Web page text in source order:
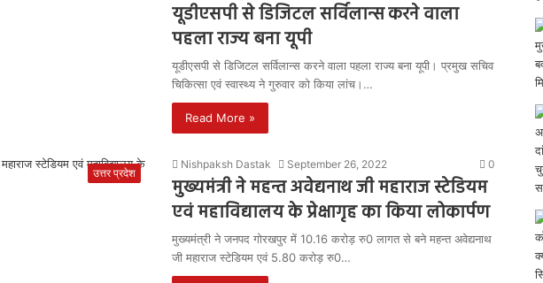
यूडीएसपी से डिजिटल सर्विलान्स करने वाला
पहला राज्य बना यूपी
यूडीएसपी से डिजिटल सर्विलान्स करने वाला पहला राज्य बना यूपी। प्रमुख सचिव
चिकित्सा एवं स्वास्थ्य ने गुरुवार को किया लांच।…
Read More »
उत्तर प्रदेश
Nishpaksh Dastak September 26, 2022 0
मुख्यमंत्री ने महन्त अवेद्यनाथ जी महाराज स्टेडियम
एवं महाविद्यालय के प्रेक्षागृह का किया लोकार्पण
मुख्यमंत्री ने जनपद गोरखपुर में 10.16 करोड़ रु0 लागत से बने महन्त अवेद्यनाथ
जी महाराज स्टेडियम एवं 5.80 करोड़ रु0…